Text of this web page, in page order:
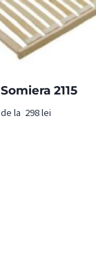
Somiera 2115
de la 298lei